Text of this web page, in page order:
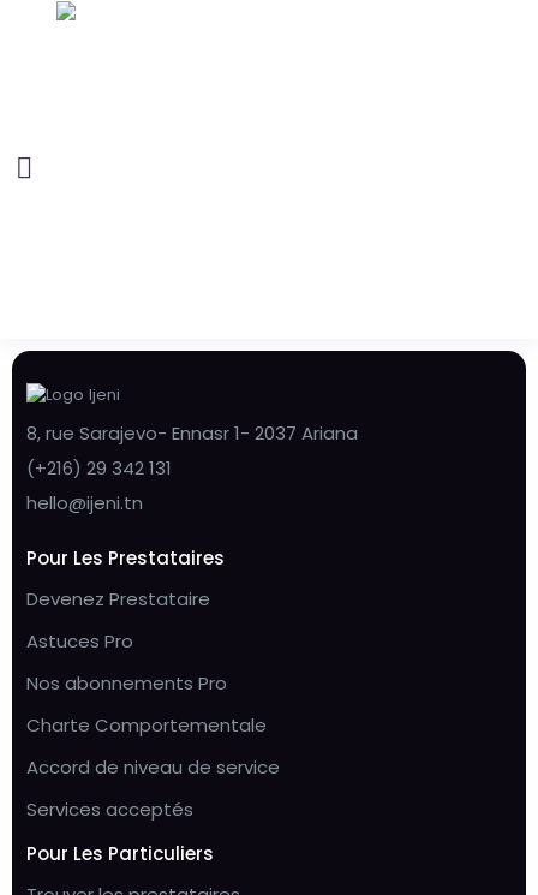
8, rue Sarajevo- Ennasr 1- 2037 Ariana
(+216) 29 342 131
hello@ijeni.tn
Pour Les Prestataires
Devenez Prestataire
Astuces Pro
Nos abonnements Pro
Charte Comportementale
Accord de niveau de service
Services acceptés
Pour Les Particuliers